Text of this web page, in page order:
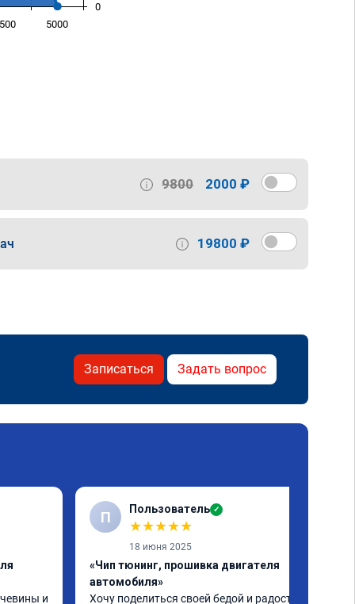
5000
0
9800 2000 ₽
19800 ₽
Записаться Задать вопрос
и
П Пользователь ✓
★★★★★
18 июня 2025
«Чип тюнинг, прошивка двигателя
автомобиля»
Хочу поделиться своей бедой и радостью.